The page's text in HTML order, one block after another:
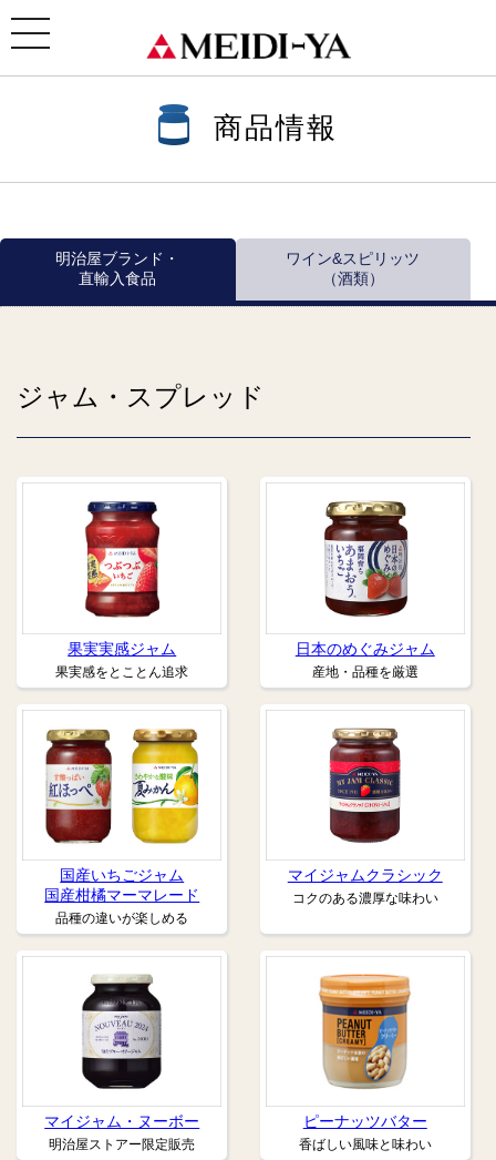
toggle
navigation
商品情報
明治屋ブランド・
直輸入食品
ワイン&スピリッツ
（酒類）
ジャム・スプレッド
果実実感ジャム
果実感をとことん追求
日本のめぐみジャム
産地・品種を厳選
国産いちごジャム
国産柑橘マーマレード
品種の違いが楽しめる
マイジャムクラシック
コクのある濃厚な味わい
マイジャム・ヌーボー
明治屋ストアー限定販売
ピーナッツバター
香ばしい風味と味わい